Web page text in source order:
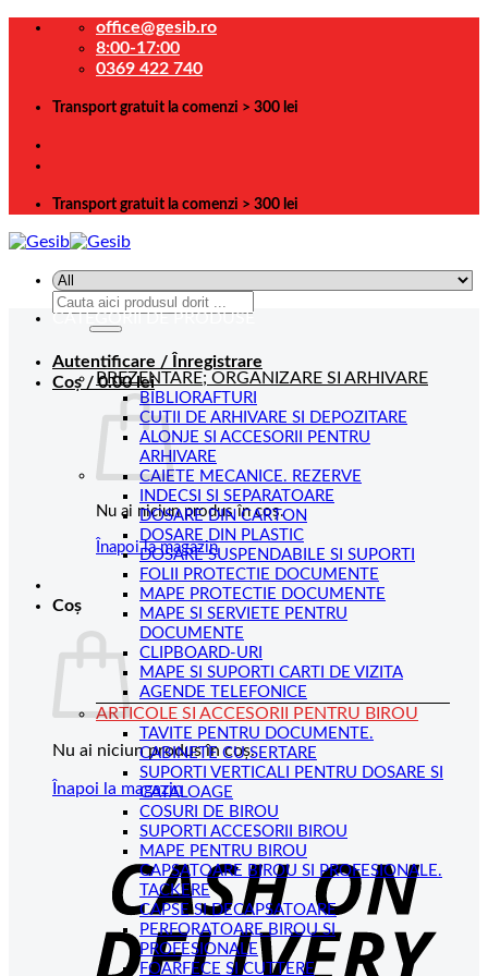
Skip
office@gesib.ro
8:00-17:00
0369 422 740
Transport gratuit la comenzi > 300 lei
Transport gratuit la comenzi > 300 lei
Caută
Autentificare / Înregistrare
Coș /0.00lei
Nu ai niciun produs în coș.
Înapoi la magazin
Coș
Nu ai niciun produs în coș.
Înapoi la magazin
CATEGORII DE PRODUSE
PREZENTARE; ORGANIZARE SI ARHIVARE
BIBLIORAFTURI
CUTII DE ARHIVARE SI DEPOZITARE
ALONJE SI ACCESORII PENTRU
ARHIVARE
CAIETE MECANICE. REZERVE
INDECSI SI SEPARATOARE
DOSARE DIN CARTON
DOSARE DIN PLASTIC
DOSARE SUSPENDABILE SI SUPORTI
FOLII PROTECTIE DOCUMENTE
MAPE PROTECTIE DOCUMENTE
MAPE SI SERVIETE PENTRU
DOCUMENTE
CLIPBOARD-URI
MAPE SI SUPORTI CARTI DE VIZITA
AGENDE TELEFONICE
ARTICOLE SI ACCESORII PENTRU BIROU
TAVITE PENTRU DOCUMENTE.
CABINETE CU SERTARE
SUPORTI VERTICALI PENTRU DOSARE SI
CATALOAGE
COSURI DE BIROU
SUPORTI ACCESORII BIROU
MAPE PENTRU BIROU
CAPSATOARE BIROU SI PROFESIONALE.
TACKERE
CAPSE SI DECAPSATOARE
PERFORATOARE BIROU SI
PROFESIONALE
FOARFECE SI CUTTERE